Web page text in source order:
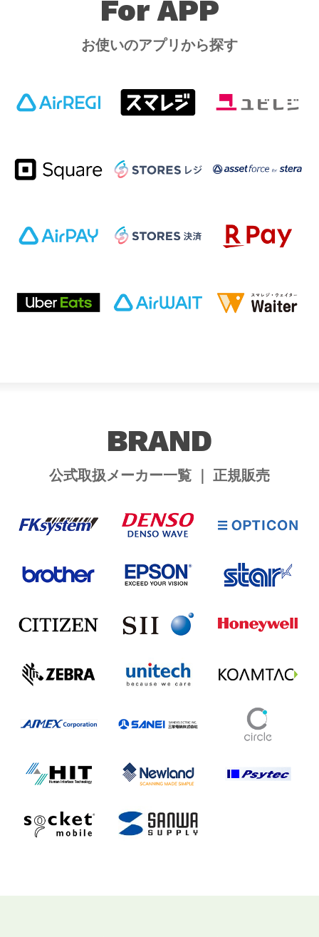
For APP
お使いのアプリから探す
BRAND
公式取扱メーカー一覧 ｜ 正規販売